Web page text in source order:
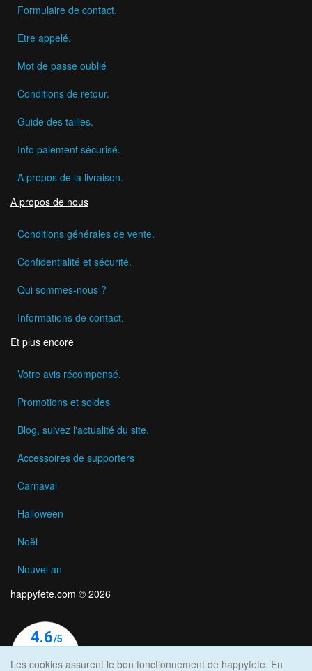
Formulaire de contact.
Etre appelé.
Mot de passe oublié
Conditions de retour.
Guide des tailles.
Info paiement sécurisé.
A propos de la livraison.
A propos de nous
Conditions générales de vente.
Confidentialité et sécurité.
Qui sommes-nous ?
Informations de contact.
Et plus encore
Votre avis récompensé.
Promotions et soldes
Blog, suivez l'actualité du site.
Accessoires de supporters
Carnaval
Halloween
Noël
Nouvel an
happyfete.com © 2026
Les cookies assurent le bon fonctionnement de happyfete. En